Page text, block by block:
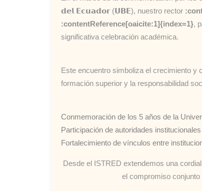
𝗱𝗲𝗹 𝗘𝗰𝘂𝗮𝗱𝗼𝗿 (𝗨𝗕𝗘), nuestro rector
:contentReference[oaicite:1]{index=1},
significativa celebración académica.
Este encuentro simboliza el crecimiento y
formación superior y la responsabilidad
Conmemoración de los 5 años de la
Participación de autoridades
Fortalecimiento de vínculos entre
Desde el ISTRED extendemos una
el compromiso